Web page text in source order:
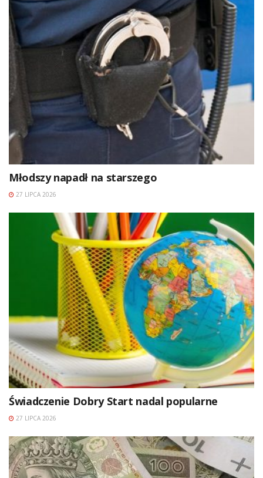
Młodszy napadł na starszego
27 LIPCA 2026
Świadczenie Dobry Start nadal popularne
27 LIPCA 2026